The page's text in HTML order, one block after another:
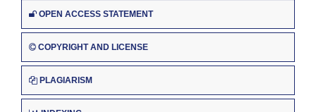
OPEN ACCESS STATEMENT
COPYRIGHT AND LICENSE
PLAGIARISM